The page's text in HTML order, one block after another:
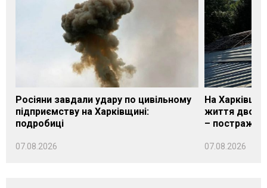
Росіяни завдали удару по цивільному
підприємству на Харківщині:
подробиці
07.08.2026
На
життя двох
–
07.08.2026